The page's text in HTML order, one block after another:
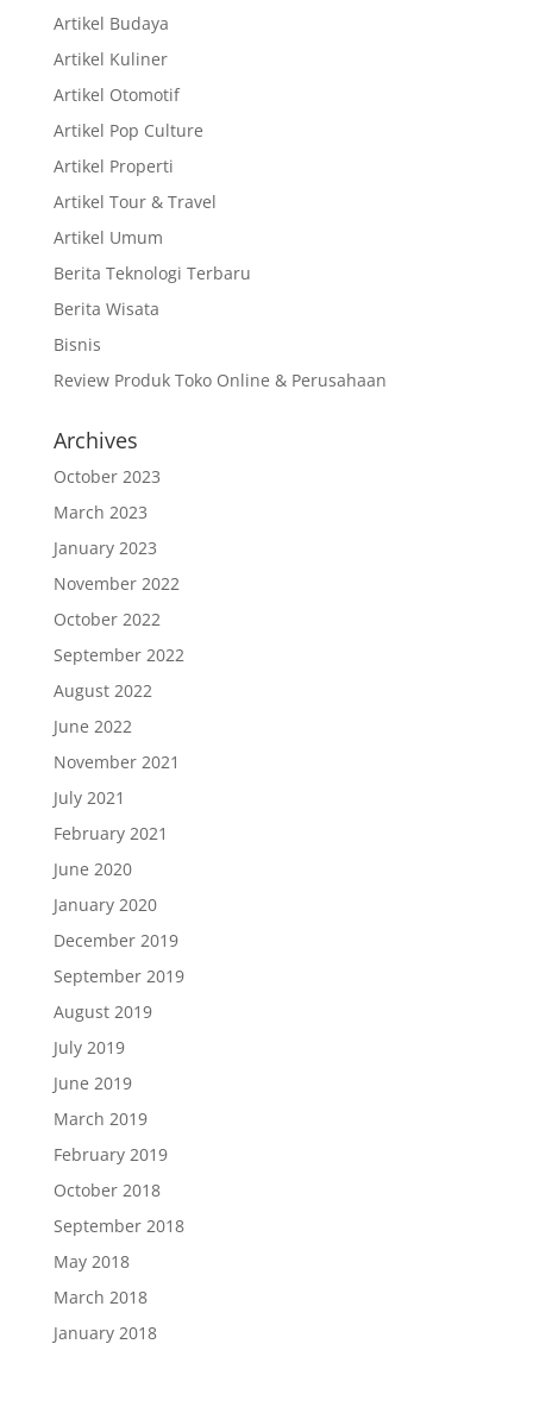
Artikel Budaya
Artikel Kuliner
Artikel Otomotif
Artikel Pop Culture
Artikel Properti
Artikel Tour & Travel
Artikel Umum
Berita Teknologi Terbaru
Berita Wisata
Bisnis
Review Produk Toko Online & Perusahaan
Archives
October 2023
March 2023
January 2023
November 2022
October 2022
September 2022
August 2022
June 2022
November 2021
July 2021
February 2021
June 2020
January 2020
December 2019
September 2019
August 2019
July 2019
June 2019
March 2019
February 2019
October 2018
September 2018
May 2018
March 2018
January 2018